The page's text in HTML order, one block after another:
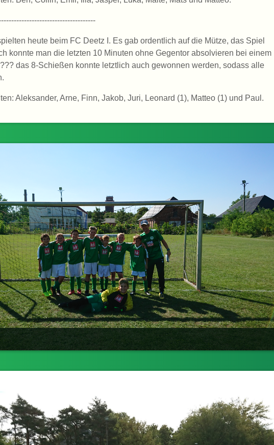
heute beim FC Deetz I. Es gab ordentlich auf die Mütze, das Spiel
konnte man die letzten 10 Minuten ohne Gegentor absolvieren bei einem
das 8-Schießen konnte letztlich auch gewonnen werden, sodass alle
Aleksander, Arne, Finn, Jakob, Juri, Leonard (1), Matteo (1) und Paul.